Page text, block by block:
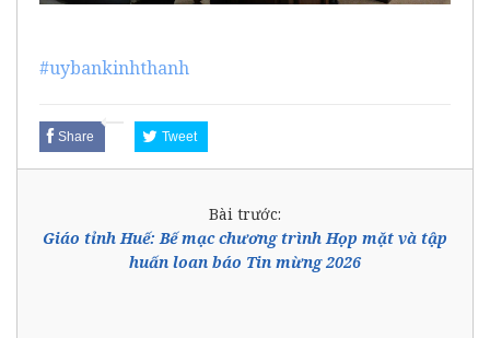
#uybankinhthanh
Share Tweet
Bài trước:
Giáo tỉnh Huế: Bế mạc chương trình Họp mặt và tập
huấn loan báo Tin mừng 2026